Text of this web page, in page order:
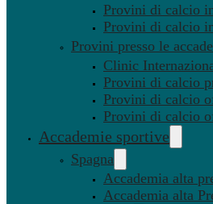
Provini di calcio
Provini di calcio
Provini presso le
Clinic
Provini di calcio
Provini di calcio
Provini di calcio
Accademie sportive
Spagna
Accademia alta
Accademia alta